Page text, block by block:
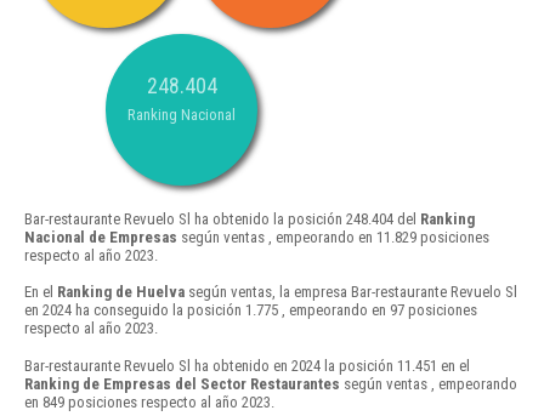
248.404
Ranking Nacional
Bar-restaurante Revuelo Sl ha obtenido la posición 248.404 del Ranking
Nacional de Empresas según ventas , empeorando en 11.829 posiciones
respecto al año 2023.
En el Ranking de Huelva según ventas, la empresa Bar-restaurante Revuelo Sl
en 2024 ha conseguido la posición 1.775 , empeorando en 97 posiciones
respecto al año 2023.
Bar-restaurante Revuelo Sl ha obtenido en 2024 la posición 11.451 en el
Ranking de Empresas del Sector Restaurantes según ventas , empeorando
en 849 posiciones respecto al año 2023.